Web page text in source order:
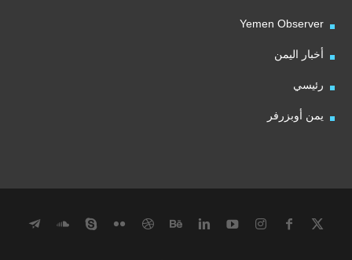
Yemen Observer
أخبار اليمن
رئيسي
يمن أوبزرفر